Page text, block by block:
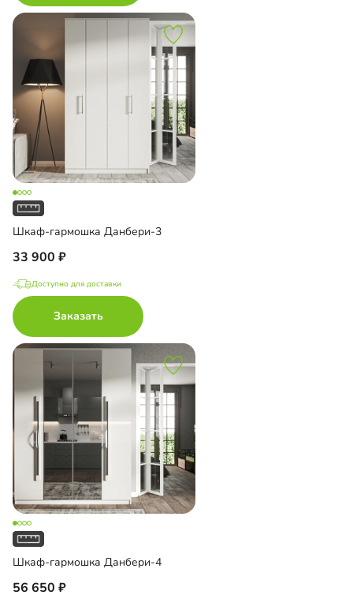
Шкаф-гармошка Данбери-3
33 900
Доступно для доставки
Заказать
Шкаф-гармошка Данбери-4
56 650